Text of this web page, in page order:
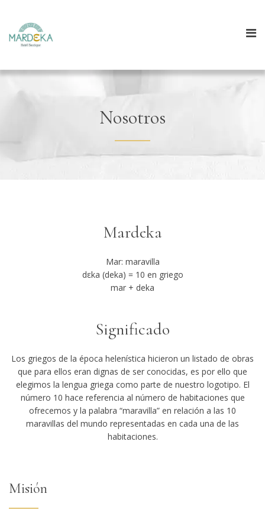
Nosotros
Mardeka
Mar: maravilla
dεka (deka) = 10 en griego
mar + deka
Significado
Los griegos de la época helenística hicieron un listado de obras
que para ellos eran dignas de ser conocidas, es por ello que
elegimos la lengua griega como parte de nuestro logotipo. El
número 10 hace referencia al número de habitaciones que
ofrecemos y la palabra “maravilla” en relación a las 10
maravillas del mundo representadas en cada una de las
habitaciones.
Misión